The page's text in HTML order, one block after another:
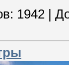
1942